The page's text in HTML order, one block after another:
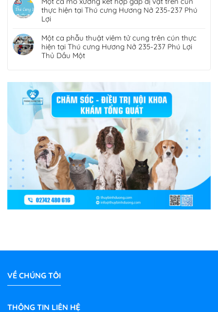
thực hiện tại Thú cưng Hương Nở 235-237 Phú
Lợi
Một ca phẫu thuật viêm tử cung trên cún thực
hiện tại Thú cưng Hương Nở 235-237 Phú Lợi
Thủ Dầu Một
VỀ CHÚNG TÔI
THÔNG TIN LIÊN HỆ